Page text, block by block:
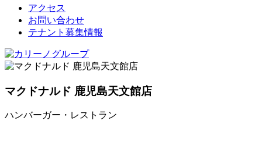
アクセス
お問い合わせ
テナント募集情報
マクドナルド 鹿児島天文館店
ハンバーガー・レストラン